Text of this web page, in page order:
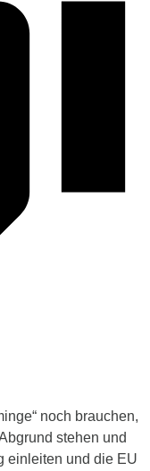
noch brauchen,
stehen und
einleiten und die EU